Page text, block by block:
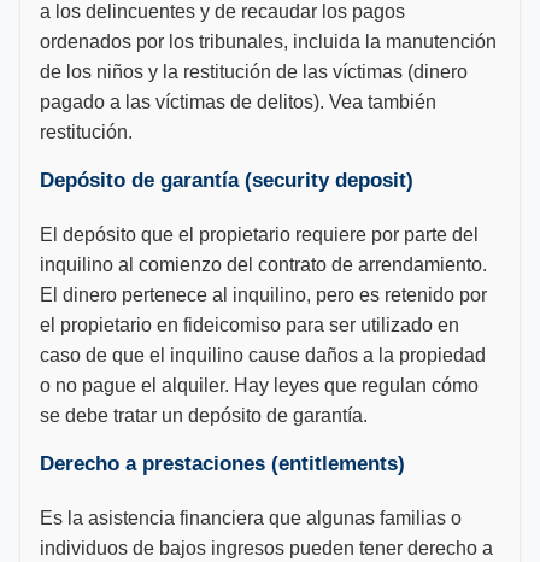
a los delincuentes y de recaudar los pagos
ordenados por los tribunales, incluida la manutención
de los niños y la restitución de las víctimas (dinero
pagado a las víctimas de delitos). Vea también
restitución.
Depósito de garantía (security deposit)
El depósito que el propietario requiere por parte del
inquilino al comienzo del contrato de arrendamiento.
El dinero pertenece al inquilino, pero es retenido por
el propietario en fideicomiso para ser utilizado en
caso de que el inquilino cause daños a la propiedad
o no pague el alquiler. Hay leyes que regulan cómo
se debe tratar un depósito de garantía.
Derecho a prestaciones (entitlements)
Es la asistencia financiera que algunas familias o
individuos de bajos ingresos pueden tener derecho a